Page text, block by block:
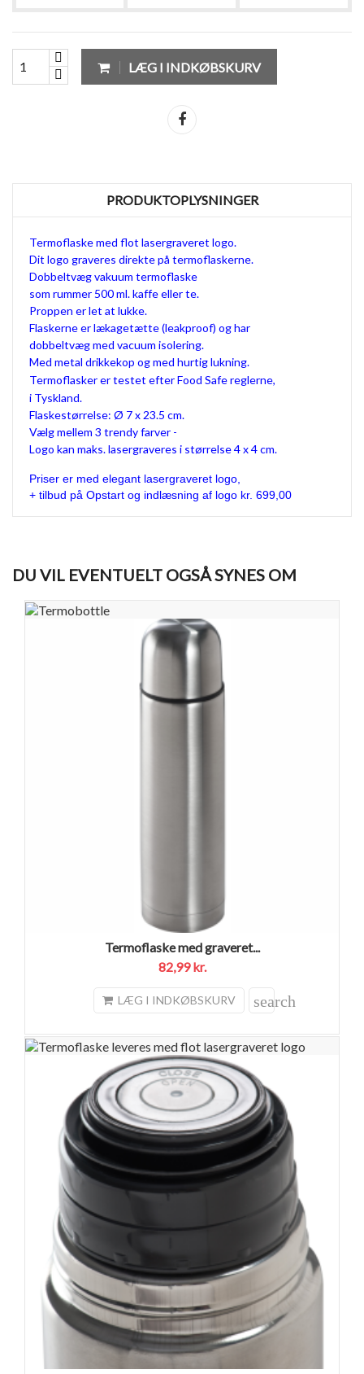
LÆG I INDKØBSKURV
PRODUKTOPLYSNINGER
Termoflaske med flot lasergraveret logo.
Dit logo graveres direkte på termoflaskerne.
Dobbeltvæg vakuum termoflaske
som rummer 500 ml. kaffe eller te.
Proppen er let at lukke.
Flaskerne er lækagetætte (leakproof) og har
dobbeltvæg med vacuum isolering.
Med metal drikkekop og med hurtig lukning.
Termoflasker er testet efter Food Safe reglerne,
i Tyskland.
Flaskestørrelse: Ø 7 x 23.5 cm.
Vælg mellem 3 trendy farver -
Logo kan maks. lasergraveres i størrelse 4 x 4 cm.
Priser er med elegant lasergraveret logo,
+ tilbud på Opstart og indlæsning af logo kr. 699,00
DU VIL EVENTUELT OGSÅ SYNES OM
Termoflaske med graveret...
82,99 kr.
LÆG I INDKØBSKURV search